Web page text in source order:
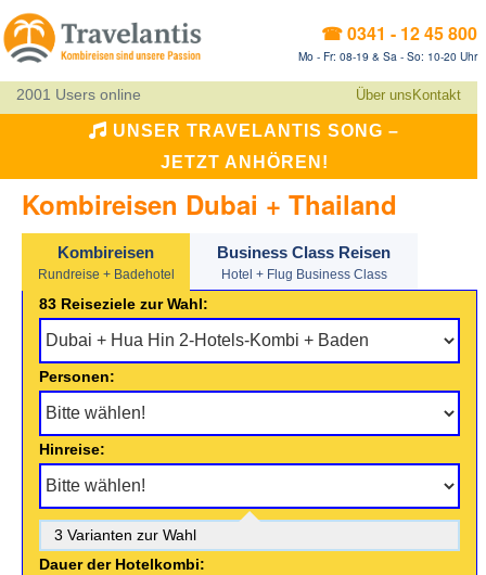
☎ 0341 - 12 45 800
Mo - Fr: 08-19 & Sa - So: 10-20 Uhr
2001 Users online Über uns Kontakt
UNSER TRAVELANTIS SONG –
JETZT ANHÖREN!
Kombireisen Dubai + Thailand
Kombireisen
Rundreise + Badehotel
Business Class Reisen
Hotel + Flug Business Class
83 Reiseziele zur Wahl:
Personen:
Hinreise:
3 Varianten zur Wahl
Dauer der Hotelkombi: